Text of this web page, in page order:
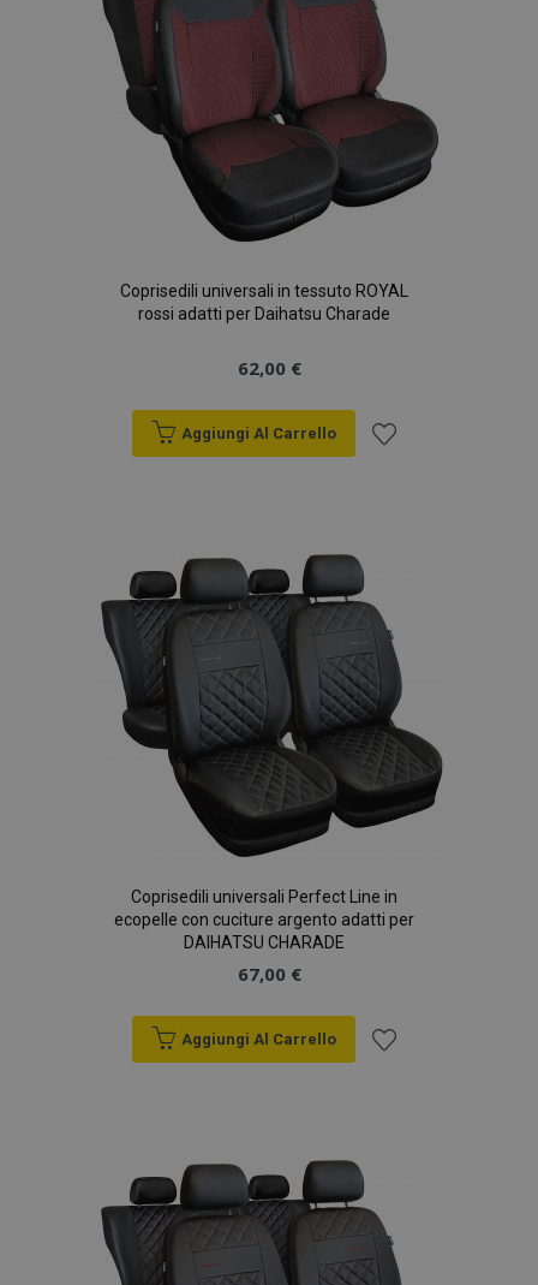
Coprisedili universali in tessuto ROYAL
rossi adatti per Daihatsu Charade
62,00 €
Aggiungi Al Carrello
lista
desideri
Coprisedili universali Perfect Line in
ecopelle con cuciture argento adatti per
DAIHATSU CHARADE
67,00 €
Aggiungi Al Carrello
lista
desideri